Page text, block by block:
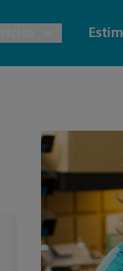
de Mudanza
y Envío